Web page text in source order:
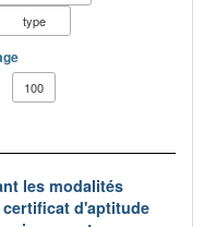
type
100
les modalités
d'aptitude